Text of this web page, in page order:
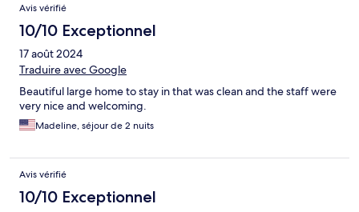
Avis vérifié
10/10 Exceptionnel
17 août 2024
Traduire avec Google
Beautiful large home to stay in that was clean and the staff were
very nice and welcoming.
Madeline, séjour de 2 nuits
Avis vérifié
10/10 Exceptionnel